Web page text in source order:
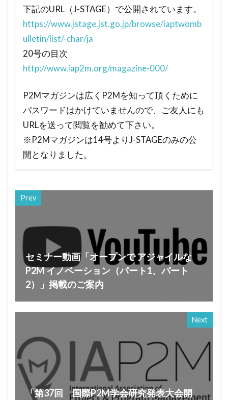
下記のURL（J-STAGE）で公開されています。
https://www.jstage.jst.go.jp/browse/iaptwomb
ulletin/list/-char/ja
20号の目次
http://www.iap2m.org/magazine-000/
P2Mマガジンは広くP2Mを知って頂くために
パスワードはかけていませんので、ご友人にも
URLを送って閲覧を勧めて下さい。
※P2Mマガジンは14号よりJ-STAGEのみの公
開となりました。
Prev
セミナー動画「オープンで アジャイルな
P2M イノベーション（パート1、パート
2）」掲載のご案内
Next
「第37回 国際P2M学会研究発表大会開